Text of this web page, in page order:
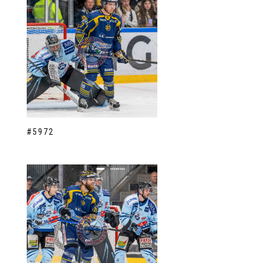
#5972